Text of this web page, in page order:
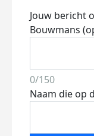
Jouw bericht
Bouwmans
0/150
Naam die op